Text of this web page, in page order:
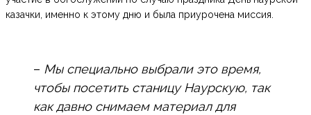
казачки, именно к этому дню и была приурочена миссия.
– Мы специально выбрали это время,
чтобы посетить станицу Наурскую, так
как давно снимаем материал для